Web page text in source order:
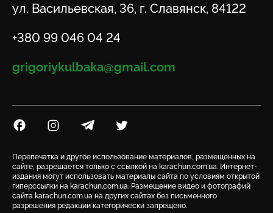
Адрес
ул. Васильевская, 36, г. Славянск, 84122
Телефон
+380 99 046 04 24
Email
grigoriykulbaka@gmail.com
Посилання на Facebook
Посилання на Instagram
Посилання на Telegram
Посилання на Twitter
Перепечатка и другое использование материалов, размещенных на
сайте, разрешается только с ссылкой на karachun.com.ua. Интернет-
издания могут использовать материалы сайта по условиям открытой
гиперссылки на karachun.com.ua. Размещение видео и фотографий
сайта karachun.com.ua на других сайтах без письменного
разрешения редакции категорически запрещено.